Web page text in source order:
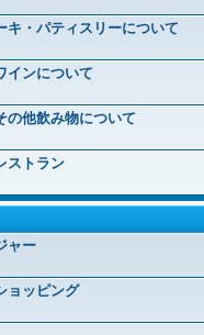
キ・パティスリーについて
インについて
の他飲み物について
ストラン
ャー
ョッピング